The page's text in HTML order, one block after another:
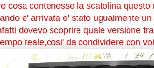
cosa contenesse la scatolina
e' arrivata e' stato ugualmente
dovevo scoprire quale versione
reale,cosi' da condividere con